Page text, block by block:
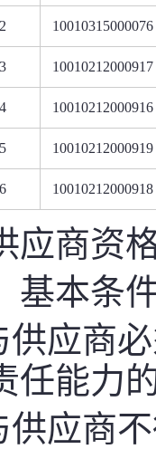
2 10010315000076
3 10010212000917
4 10010212000916
5 10010212000919
6 10010212000918
应商资
基本条
供应商
任能力
供应商